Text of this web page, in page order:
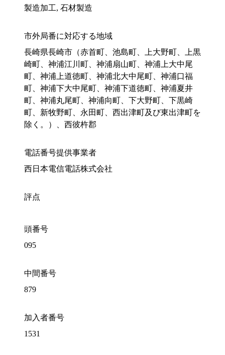
製造加工, 石材製造
市外局番に対応する地域
長崎県長崎市（赤首町、池島町、上大野町、上黒
崎町、神浦江川町、神浦扇山町、神浦上大中尾
町、神浦上道徳町、神浦北大中尾町、神浦口福
町、神浦下大中尾町、神浦下道徳町、神浦夏井
町、神浦丸尾町、神浦向町、下大野町、下黒崎
町、新牧野町、永田町、西出津町及び東出津町を
除く。）、西彼杵郡
電話番号提供事業者
西日本電信電話株式会社
評点
頭番号
095
中間番号
879
加入者番号
1531